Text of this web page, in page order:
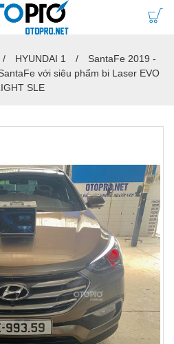
HYUNDAI 1
SantaFe 2019 -
với siêu phẩm bi Laser EVO
SLE